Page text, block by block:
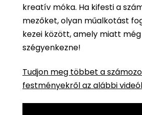
kreatív móka. Ha kifesti a
mezőket, olyan műalkotást
kezei között, amely miatt
szégyenkezne!
Tudjon meg többet a
festményekről az alábbi